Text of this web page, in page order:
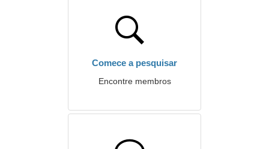
Comece a pesquisar
Encontre membros